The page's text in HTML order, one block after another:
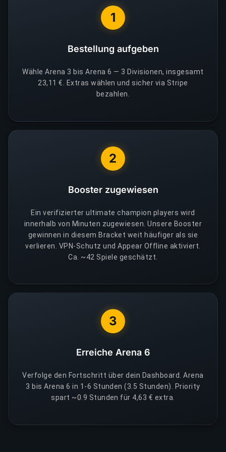
1
Bestellung aufgeben
Wähle Arena 3 bis Arena 6 — 3 Divisionen, insgesamt
23,11 €. Extras wählen und sicher via Stripe
bezahlen.
2
Booster zugewiesen
Ein verifizierter ultimate champion players wird
innerhalb von Minuten zugewiesen. Unsere Booster
gewinnen in diesem Bracket weit häufiger als sie
verlieren. VPN-Schutz und Appear Offline aktiviert.
Ca. ~42 Spiele geschätzt.
3
Erreiche Arena 6
Verfolge den Fortschritt über dein Dashboard. Arena
3 bis Arena 6 in 1-6 Stunden (3.5 Stunden). Priority
spart ~0.9 Stunden für 4,63 € extra.